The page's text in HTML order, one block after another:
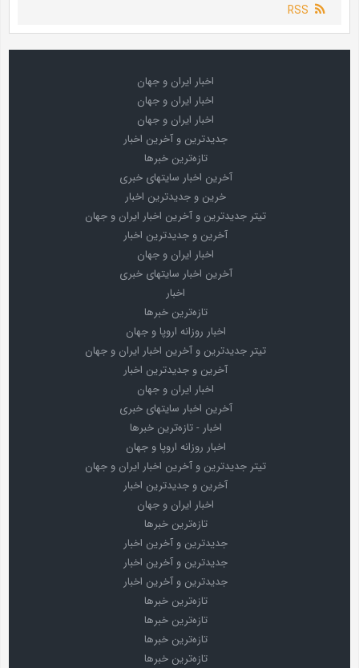
RSS
اخبار ایران و جهان
اخبار ایران و جهان
اخبار ایران و جهان
جدیدترین و آخرین اخبار
تازه‌ترین خبرها
آخرین اخبار سایتهای خبری
خرین و جدیدترین اخبار
تیتر جدیدترین و آخرین اخبار ایران و جهان
آخرین و جدیدترین اخبار
اخبار ایران و جهان
آخرین اخبار سایتهای خبری
اخبار
تازه‌ترین خبرها
اخبار روزانه اروپا و جهان
تیتر جدیدترین و آخرین اخبار ایران و جهان
آخرین و جدیدترین اخبار
اخبار ایران و جهان
آخرین اخبار سایتهای خبری
اخبار - تازه‌ترین خبرها
اخبار روزانه اروپا و جهان
تیتر جدیدترین و آخرین اخبار ایران و جهان
آخرین و جدیدترین اخبار
اخبار ایران و جهان
تازه‌ترین خبرها
جدیدترین و آخرین اخبار
جدیدترین و آخرین اخبار
جدیدترین و آخرین اخبار
تازه‌ترین خبرها
تازه‌ترین خبرها
تازه‌ترین خبرها
تازه‌ترین خبرها